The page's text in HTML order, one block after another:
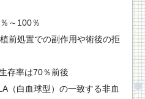
～100％
前処置での副作用や術後の拒
存率は70％前後
（白血球型）の一致する非血